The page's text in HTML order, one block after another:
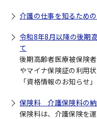
介護の仕事を知るため
令和8年8月以降の後期
て
後期高齢者医療被保険
やマイナ保険証の利用
「資格情報のお知らせ
保険料 介護保険料の
保険料は、介護保険を